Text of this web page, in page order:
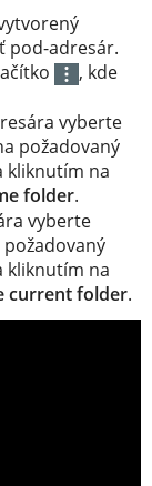
pod-adresár.
, kde
vyberte
požadovaný
kliknutím na
folder.
vyberte
kliknutím na
current folder.